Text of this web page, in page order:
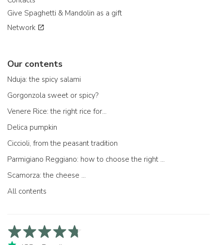
Give Spaghetti & Mandolin as a gift
Network
Our contents
Nduja: the spicy salami
Gorgonzola sweet or spicy?
Venere Rice: the right rice for...
Delica pumpkin
Ciccioli, from the peasant tradition
Parmigiano Reggiano: how to choose the right one
Scamorza: the cheese ...
All contents